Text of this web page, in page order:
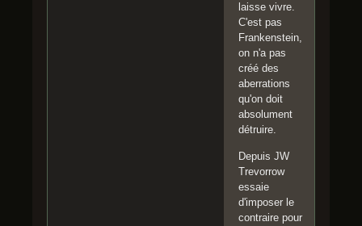
laisse vivre.
C'est pas
Frankenstein,
on n'a pas
créé des
aberrations
qu'on doit
absolument
détruire.
Depuis JW
Trevorrow
essaie
d'imposer le
contraire pour